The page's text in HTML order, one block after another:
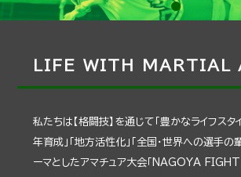
LIFE WITH MARTIAL
私たちは【格闘技】を通じて「豊かなライフスタ
年育成」「地方活性化」「全国・世界への選手の
ーマとしたアマチュア大会「NAGOYA FIGHT